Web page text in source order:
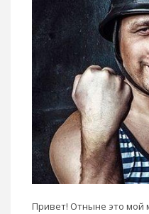
Привет! Отныне это мой